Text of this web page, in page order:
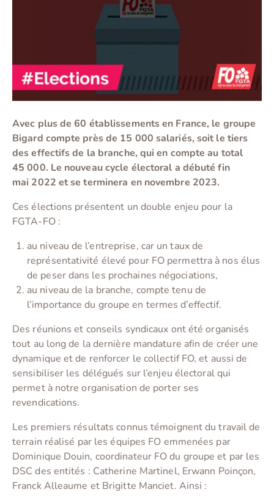
Avec plus de 60 établissements en France, le groupe
Bigard compte près de 15 000 salariés, soit le tiers
des effectifs de la branche, qui en compte au total
45 000. Le nouveau cycle électoral a débuté fin
mai 2022 et se terminera en novembre 2023.
Ces élections présentent un double enjeu pour la
FGTA-FO :
au niveau de l’entreprise, car un taux de
représentativité élevé pour FO permettra à nos élus
de peser dans les prochaines négociations,
au niveau de la branche, compte tenu de
l’importance du groupe en termes d’effectif.
Des réunions et conseils syndicaux ont été organisés
tout au long de la dernière mandature afin de créer une
dynamique et de renforcer le collectif FO, et aussi de
sensibiliser les délégués sur l’enjeu électoral qui
permet à notre organisation de porter ses
revendications.
Les premiers résultats connus témoignent du travail de
terrain réalisé par les équipes FO emmenées par
Dominique Douin, coordinateur FO du groupe et par les
DSC des entités : Catherine Martinel, Erwann Poinçon,
Franck Alleaume et Brigitte Manciet. Ainsi :